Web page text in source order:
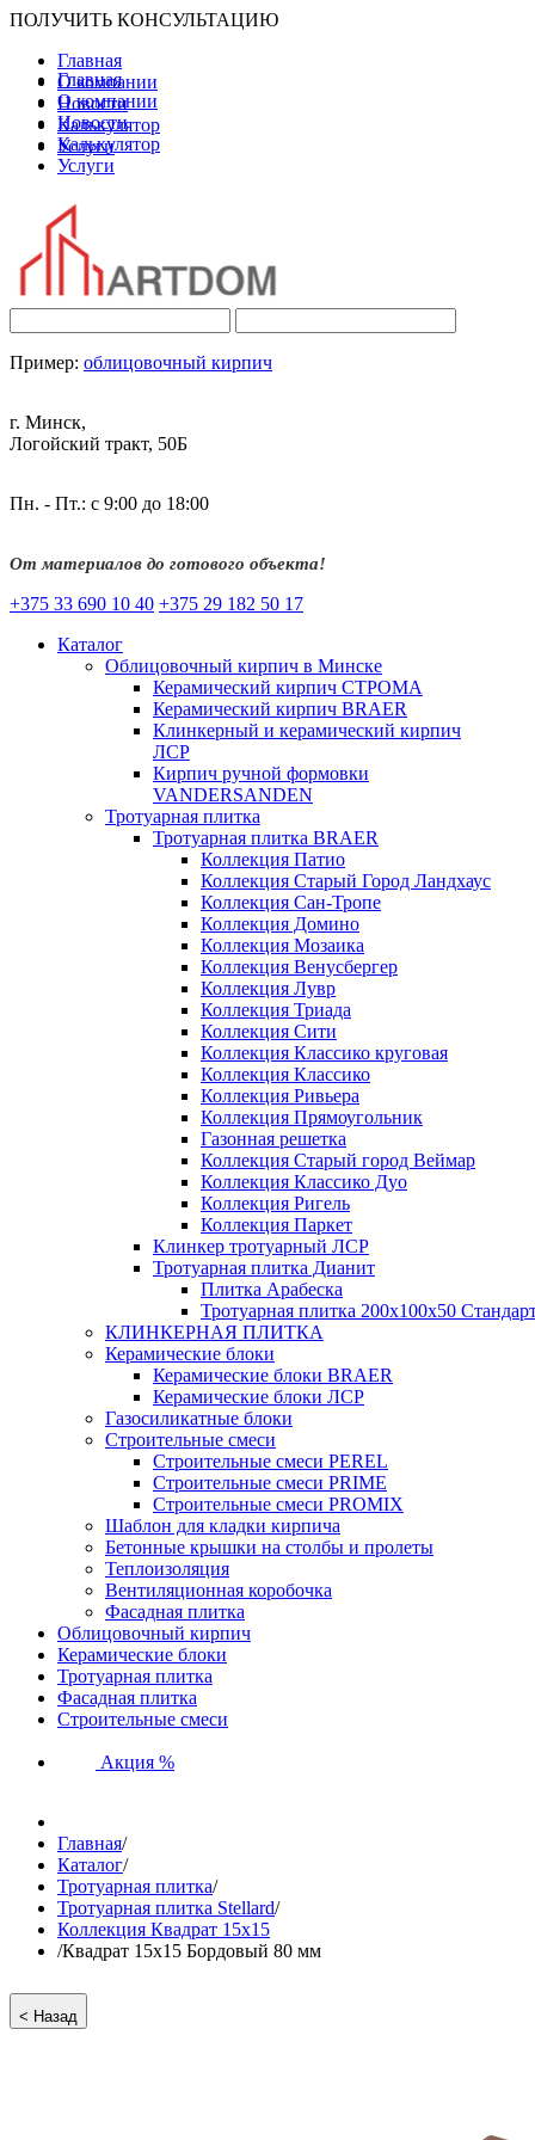
ПОЛУЧИТЬ КОНСУЛЬТАЦИЮ
Главная
О компании
Новости
Калькулятор
Услуги
Главная
О компании
Новости
Калькулятор
Услуги
Пример: облицовочный кирпич
г. Минск,
Логойский тракт, 50Б
Пн. - Пт.: с 9:00 до 18:00
От материалов до готового объекта!
+375 33 690 10 40 +375 29 182 50 17
Каталог
Облицовочный кирпич в Минске
Керамический кирпич СТРОМА
Керамический кирпич BRAER
Клинкерный и керамический кирпич
ЛСР
Кирпич ручной формовки
VANDERSANDEN
Тротуарная плитка
Тротуарная плитка BRAER
Коллекция Патио
Коллекция Старый Город Ландхаус
Коллекция Сан-Тропе
Коллекция Домино
Коллекция Мозаика
Коллекция Венусбергер
Коллекция Лувр
Коллекция Триада
Коллекция Сити
Коллекция Классико круговая
Коллекция Классико
Коллекция Ривьера
Коллекция Прямоугольник
Газонная решетка
Коллекция Старый город Веймар
Коллекция Классико Дуо
Коллекция Ригель
Коллекция Паркет
Клинкер тротуарный ЛСР
Тротуарная плитка Дианит
Плитка Арабеска
Тротуарная плитка 200х100х50
КЛИНКЕРНАЯ ПЛИТКА
Керамические блоки
Керамические блоки BRAER
Керамические блоки ЛСР
Газосиликатные блоки
Строительные смеси
Строительные смеси PEREL
Строительные смеси PRIME
Строительные смеси PROMIX
Шаблон для кладки кирпича
Бетонные крышки на столбы и пролеты
Теплоизоляция
Вентиляционная коробочка
Фасадная плитка
Облицовочный кирпич
Керамические блоки
Тротуарная плитка
Фасадная плитка
Строительные смеси
Акция %
Главная/
Каталог/
Тротуарная плитка/
Тротуарная плитка Stellard/
Коллекция Квадрат 15х15
/Квадрат 15х15 Бордовый 80 мм